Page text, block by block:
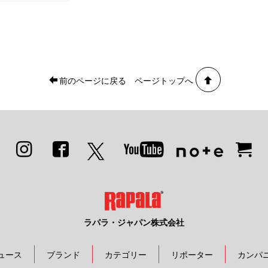
前のページに戻る ページトップへ
ラパラ・ジャパン株式会社
ース ブランド カテゴリー リポーター カンパ